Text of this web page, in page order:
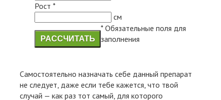
Рост *
см
РАССЧИТАТЬ
* Обязательные поля для
заполнения
Самостоятельно назначать себе данный препарат
не следует, даже если тебе кажется, что твой
случай — как раз тот самый, для которого